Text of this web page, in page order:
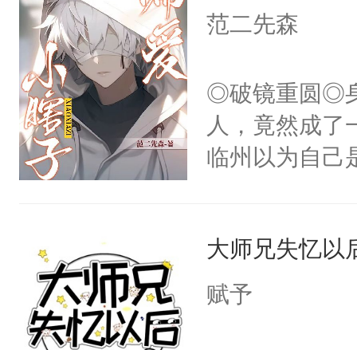
上了还是无动
间变脸背叛他
的恶事他都对
一个权力滔天
右男主又报复
他说：【您
年，存活下来
再说一遍。】
范二先森
◎破镜重圆◎
人，竟然成了
临州以为自己
大师兄失忆以
赋予